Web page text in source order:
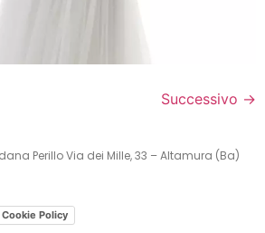
Successivo →
Perillo Via dei Mille, 33 – Altamura (Ba)
Cookie Policy